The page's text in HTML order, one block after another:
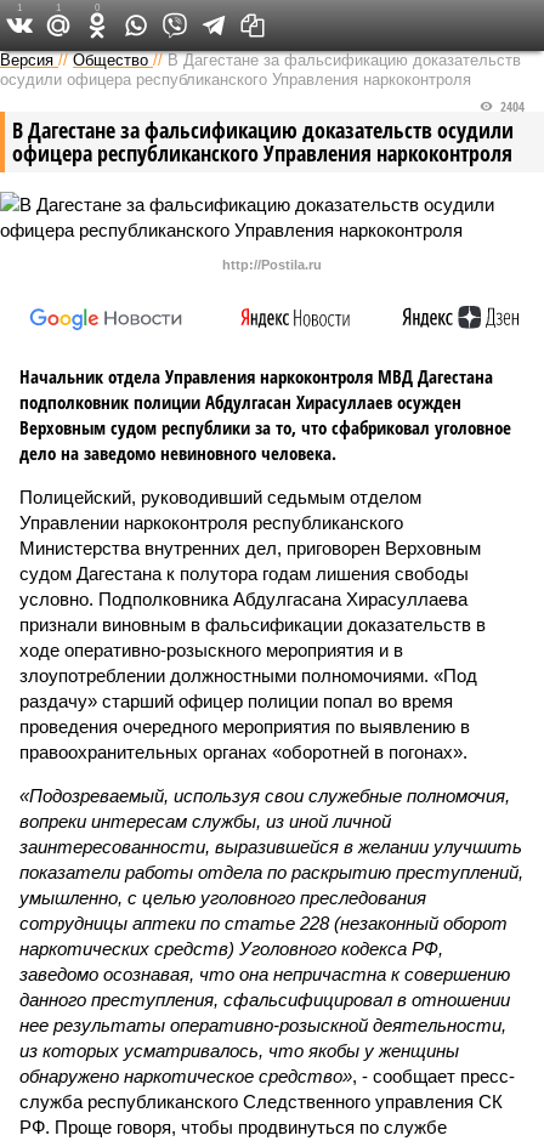
Версия на Кавказе
Версия //Общество //В Дагестане за фальсификацию доказательств
осудили офицера республиканского Управления наркоконтроля
В Дагестане за фальсификацию доказательств осудили
офицера республиканского Управления наркоконтроля
2404
http://Postila.ru
Начальник отдела Управления наркоконтроля МВД Дагестана
подполковник полиции Абдулгасан Хирасуллаев осужден
Верховным судом республики за то, что сфабриковал уголовное
дело на заведомо невиновного человека.
Полицейский, руководивший седьмым отделом
Управлении наркоконтроля республиканского
Министерства внутренних дел, приговорен Верховным
судом Дагестана к полутора годам лишения свободы
условно. Подполковника Абдулгасана Хирасуллаева
признали виновным в фальсификации доказательств в
ходе оперативно-розыскного мероприятия и в
злоупотреблении должностными полномочиями. «Под
раздачу» старший офицер полиции попал во время
проведения очередного мероприятия по выявлению в
правоохранительных органах «оборотней в погонах».
«Подозреваемый, используя свои служебные полномочия,
вопреки интересам службы, из иной личной
заинтересованности, выразившейся в желании улучшить
показатели работы отдела по раскрытию преступлений,
умышленно, с целью уголовного преследования
сотрудницы аптеки по статье 228 (незаконный оборот
наркотических средств) Уголовного кодекса РФ,
заведомо осознавая, что она непричастна к совершению
данного преступления, сфальсифицировал в отношении
нее результаты оперативно-розыскной деятельности,
из которых усматривалось, что якобы у женщины
обнаружено наркотическое средство», - сообщает пресс-
служба республиканского Следственного управления СК
РФ. Проще говоря, чтобы продвинуться по службе
1 1 0